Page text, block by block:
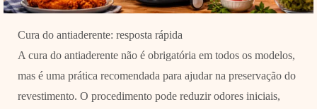
Cura do antiaderente: resposta rápida
A cura do antiaderente não é obrigatória em todos os modelos,
mas é uma prática recomendada para ajudar na preservação do
revestimento. O procedimento pode reduzir odores iniciais,